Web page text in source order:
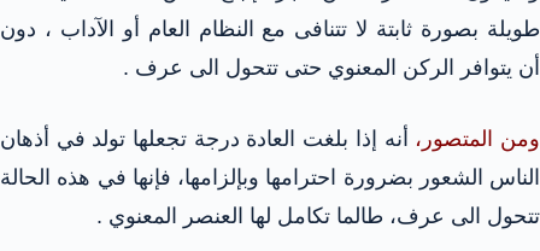
طويلة بصورة ثابتة لا تتنافى مع النظام العام أو الآداب ، دون
أن يتوافر الركن المعنوي حتى تتحول الى عرف .
ومن المتصور، أنه إذا بلغت العادة درجة تجعلها تولد في أذهان
الناس الشعور بضرورة احترامها وبإلزامها، فإنها في هذه الحالة
تتحول الى عرف، طالما تكامل لها العنصر المعنوي .